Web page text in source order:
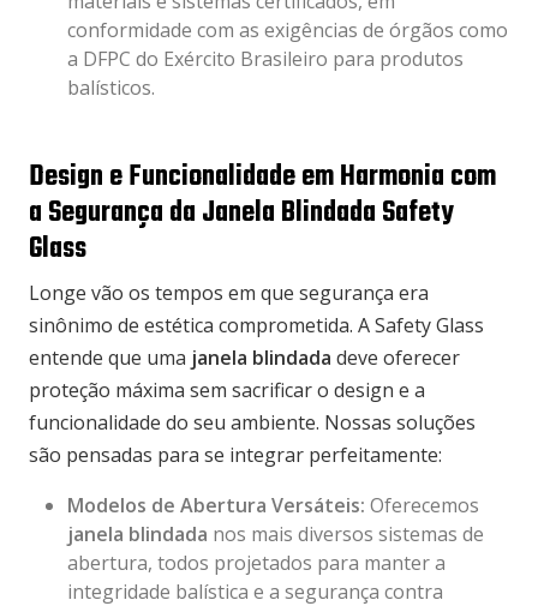
conformidade com as exigências de órgãos como
a DFPC do Exército Brasileiro para produtos
balísticos.
Design e Funcionalidade em Harmonia com
a Segurança da Janela Blindada Safety
Glass
Longe vão os tempos em que segurança era
sinônimo de estética comprometida. A Safety Glass
entende que uma janela blindada deve oferecer
proteção máxima sem sacrificar o design e a
funcionalidade do seu ambiente. Nossas soluções
são pensadas para se integrar perfeitamente:
Modelos de Abertura Versáteis: Oferecemos
janela blindada nos mais diversos sistemas de
abertura, todos projetados para manter a
integridade balística e a segurança contra